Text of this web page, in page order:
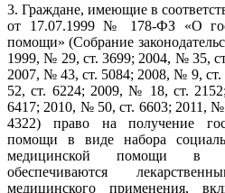
3. Граждане, имеющие в
от 17.07.1999 № 178-ФЗ «О
помощи» (Собрание
1999, № 29, ст. 3699; 2004, № 35,
2007, № 43, ст. 5084; 2008, № 9,
52, ст. 6224; 2009, № 18, ст.
6417; 2010, № 50, ст. 6603; 2011,
4322) право на получение
помощи в виде набора
медицинской помощи в
обеспечиваются
медицинского применения,